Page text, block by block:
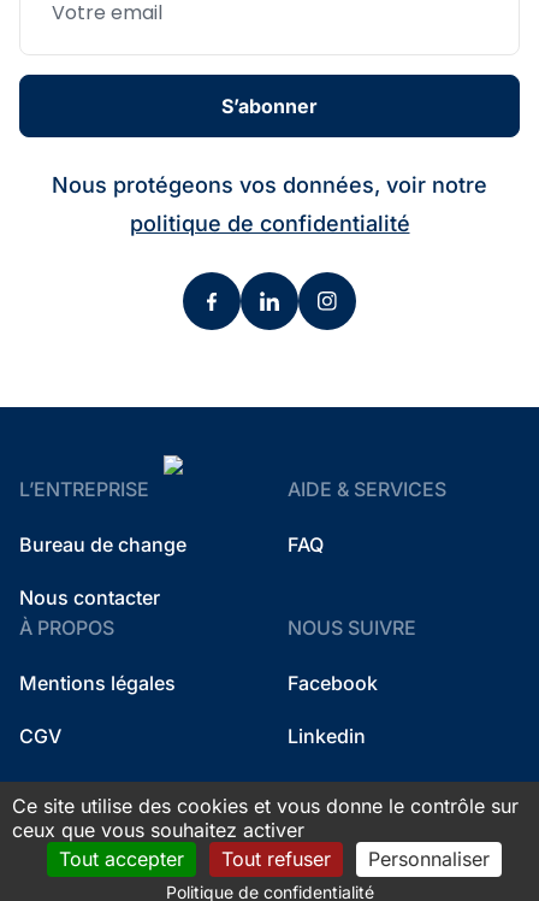
S’abonner
Nous protégeons vos données, voir notre
politique de confidentialité
L’ENTREPRISE
Bureau de change
Nous contacter
AIDE & SERVICES
FAQ
À PROPOS
Mentions légales
CGV
NOUS SUIVRE
Facebook
Linkedin
Instagram
© 2026 Fidso Change. All rights reserved.
Ce site utilise des cookies et vous donne le contrôle sur
ceux que vous souhaitez activer
Tout accepter
Tout refuser Personnaliser
Politique de confidentialité